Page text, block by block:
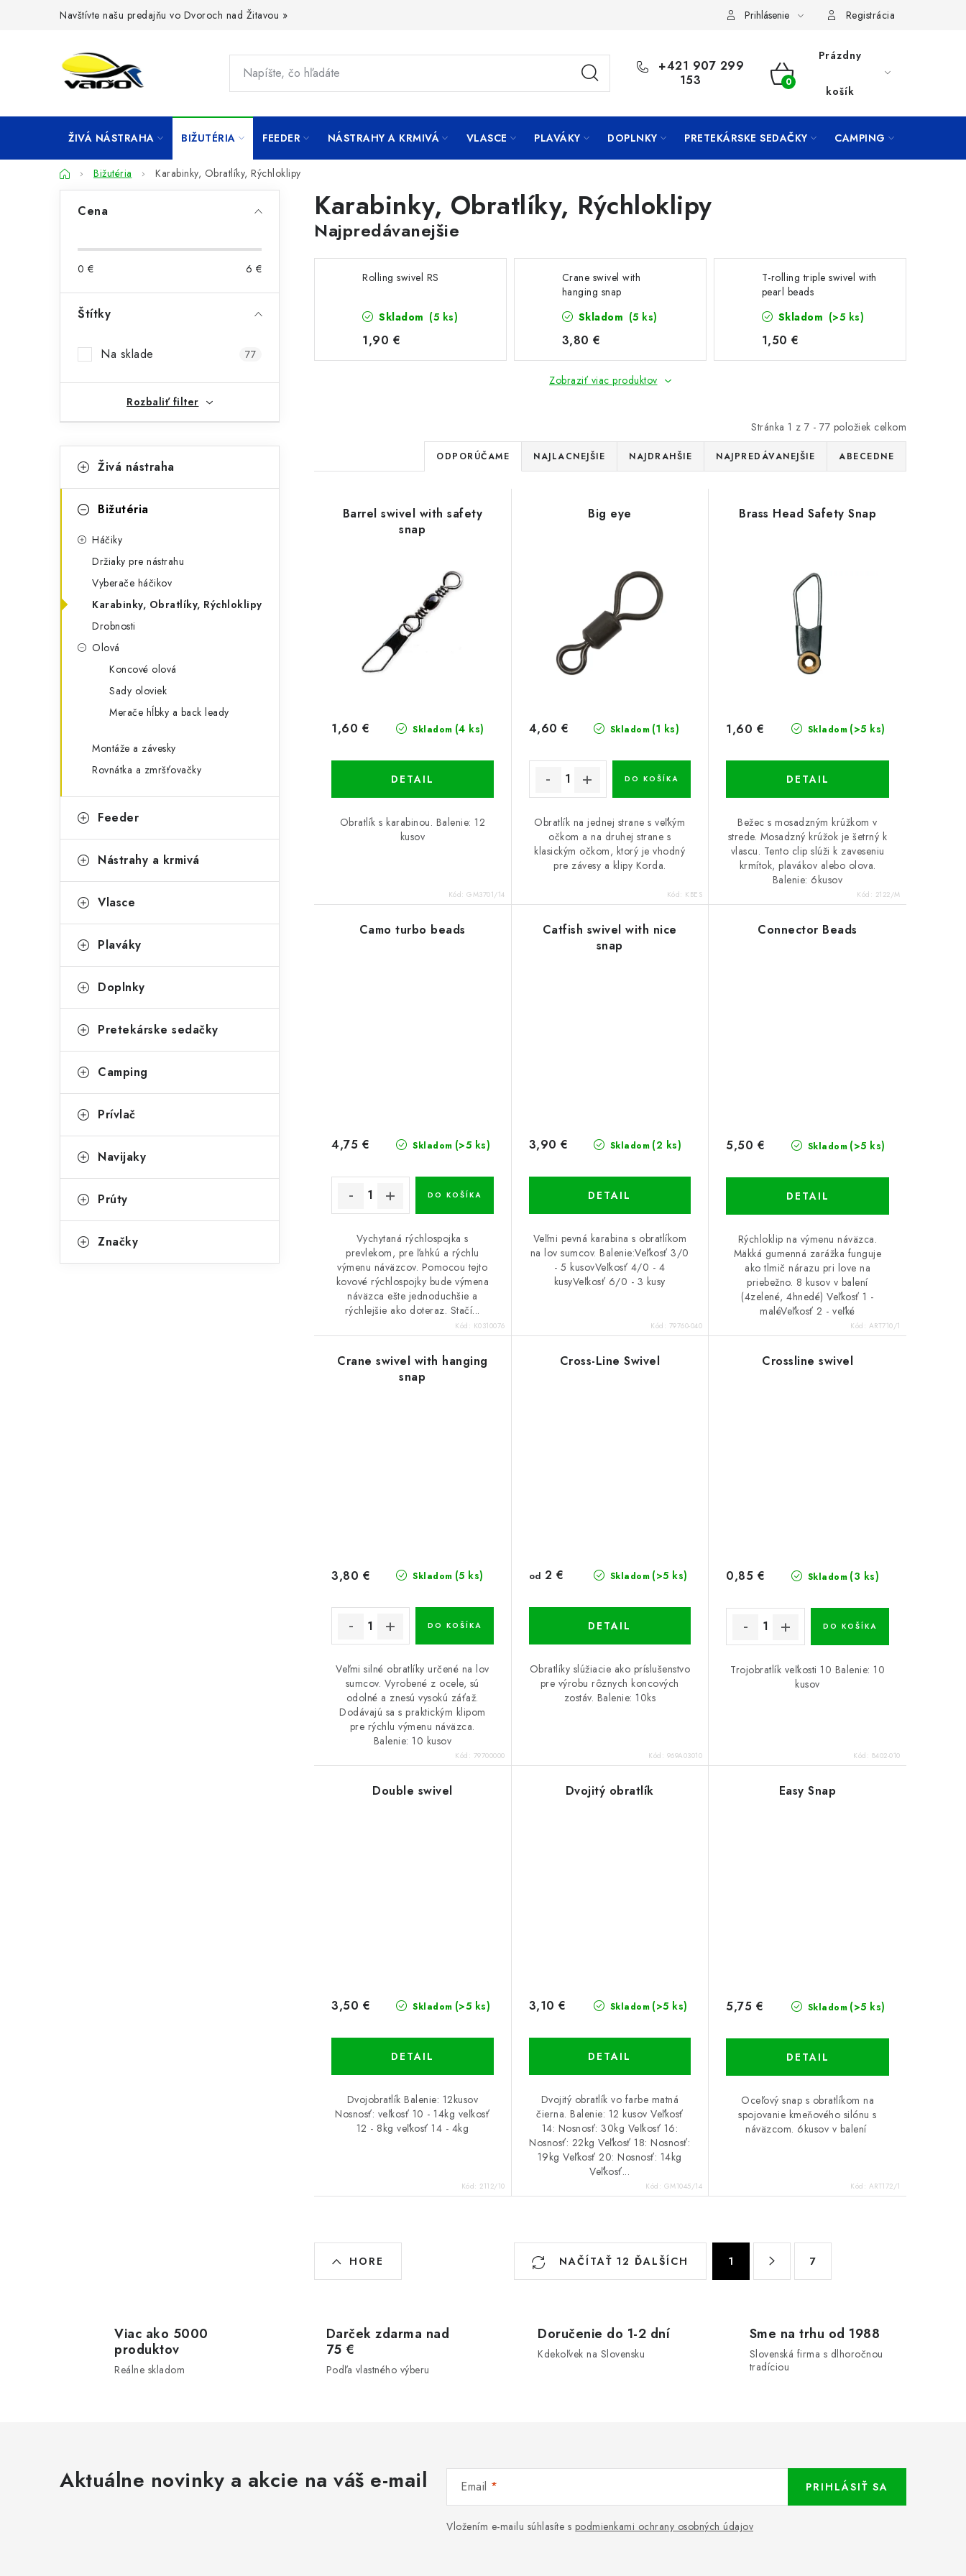
Navštívte našu predajňu vo Dvoroch nad Žitavou » Prihlásenie Registrácia
+421 907 299
153
NÁKUPNÝ
Prázdny
košík
ŽIVÁ NÁSTRAHA BIŽUTÉRIA FEEDER NÁSTRAHY A KRMIVÁ VLASCE PLAVÁKY DOPLNKY PRETEKÁRSKE SEDAČKY CAMPING
DomovBižutéria Karabinky, Obratlíky, Rýchloklipy
n
n
e
l
Cena
0 € 6 €
Štítky
Na sklade 77
Rozbaliť filter
kategórie
a
r
Živá nástraha
Bižutéria
Háčiky
Držiaky pre nástrahu
Vyberače háčikov
Karabinky, Obratlíky, Rýchloklipy
Drobnosti
Olová
Koncové olová
Sady oloviek
Merače hĺbky a back leady
Montáže a závesky
Rovnátka a zmršťovačky
Feeder
Nástrahy a krmivá
Vlasce
Plaváky
Doplnky
Pretekárske sedačky
Camping
Prívlač
Navijaky
Prúty
Značky
Karabinky, Obratlíky, Rýchloklipy
Najpredávanejšie
Rolling swivel RS
Skladom (5 ks)
1,90 €
Crane swivel with
hanging snap
Skladom (5 ks)
3,80 €
T-rolling triple swivel with
pearl beads
Skladom (>5 ks)
1,50 €
Zobraziť viac produktov
Stránka 1 z 7 - 77 položiek celkom
R
a
d
e
i
e
d
u
k
t
o
ODPORÚČAME NAJLACNEJŠIE NAJDRAHŠIE NAJPREDÁVANEJŠIE ABECEDNE
Barrel swivel with safety
snap
Skladom (4 ks)
1,60 €
DETAIL
Obratlík s karabinou. Balenie: 12
kusov
Kód:GM3701/14
Big eye
Skladom (1 ks)
4,60 €
DO KOŠÍKA
Obratlík na jednej strane s veľkým
očkom a na druhej strane s
klasickým očkom, ktorý je vhodný
pre závesy a klipy Korda.
Kód: KBES
Brass Head Safety Snap
Skladom (>5 ks)
1,60 €
DETAIL
Bežec s mosadzným krúžkom v
strede. Mosadzný krúžok je šetrný k
vlascu. Tento clip slúži k zaveseniu
krmítok, plavákov alebo olova.
Balenie: 6kusov
Kód: 2122/M
Camo turbo beads
Skladom (>5 ks)
4,75 €
DO KOŠÍKA
Vychytaná rýchlospojka s
prevlekom, pre ľahkú a rýchlu
výmenu náväzcov. Pomocou tejto
kovové rýchlospojky bude výmena
náväzca ešte jednoduchšie a
rýchlejšie ako doteraz. Stačí...
Kód: K0310076
Catfish swivel with nice
snap
Skladom (2 ks)
3,90 €
DETAIL
Veľmi pevná karabina s obratlíkom
na lov sumcov. Balenie:Veľkosť 3/0
- 5 kusovVeľkosť 4/0 - 4
kusyVeľkosť 6/0 - 3 kusy
Kód: 79760-040
Connector Beads
Skladom (>5 ks)
5,50 €
DETAIL
Rýchloklip na výmenu náväzca.
Mäkká gumenná zarážka funguje
ako tlmič nárazu pri love na
priebežno. 8 kusov v balení
(4zelené, 4hnedé) Veľkosť 1 -
maléVeľkosť 2 - veľké
Kód: ART710/1
Crane swivel with hanging
snap
Skladom (5 ks)
3,80 €
DO KOŠÍKA
Veľmi silné obratlíky určené na lov
sumcov. Vyrobené z ocele, sú
odolné a znesú vysokú záťaž.
Dodávajú sa s praktickým klipom
pre rýchlu výmenu náväzca.
Balenie: 10 kusov
Kód: 79700000
Cross-Line Swivel
Skladom (>5 ks)
od 2 €
DETAIL
Obratlíky slúžiacie ako príslušenstvo
pre výrobu rôznych koncových
zostáv. Balenie: 10ks
Kód: 969A03010
Crossline swivel
Skladom (3 ks)
0,85 €
DO KOŠÍKA
Trojobratlík veľkosti 10 Balenie: 10
kusov
Kód: 8402-010
Double swivel
Skladom (>5 ks)
3,50 €
DETAIL
Dvojobratlík Balenie: 12kusov
Nosnosť: veľkosť 10 - 14kg veľkosť
12 - 8kg veľkosť 14 - 4kg
Kód: 2112/10
Dvojitý obratlík
Skladom (>5 ks)
3,10 €
DETAIL
Dvojitý obratlík vo farbe matná
čierna. Balenie: 12 kusov Veľkosť
14: Nosnosť: 30kg Veľkosť 16:
Nosnosť: 22kg Veľkosť 18: Nosnosť:
19kg Veľkosť 20: Nosnosť: 14kg
Veľkosť...
Kód: GM1045/14
Easy Snap
Skladom (>5 ks)
5,75 €
DETAIL
Oceľový snap s obratlíkom na
spojovanie kmeňového silónu s
náväzcom. 6kusov v balení
Kód: ART172/1
O
v
r
NAČÍTAŤ 12 ĎALŠÍCH
e
1 7
HORE
Viac ako 5000
produktov
Reálne skladom
Darček zdarma nad
75 €
Podľa vlastného výberu
Doručenie do 1-2 dní
Kdekoľvek na Slovensku
Sme na trhu od 1988
Slovenská firma s dlhoročnou
tradíciou
Aktuálne novinky a akcie na váš e-mail Email
Vložením e-mailu súhlasíte s podmienkami ochrany osobných údajov
PRIHLÁSIŤ SA